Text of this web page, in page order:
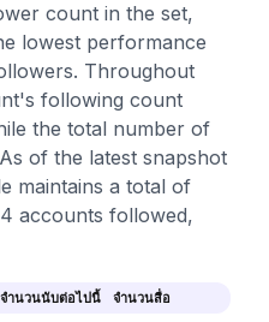
count in the set,
lowest performance
Throughout
following count
the total number of
of the latest snapshot
maintains a total of
accounts followed,
จำนวนนับต่อไปนี้ จำนวนสื่อ